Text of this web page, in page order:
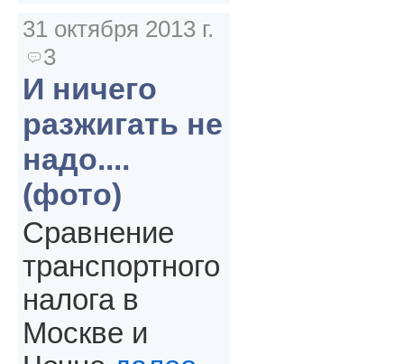
31 октября 2013 г.
3
И ничего
разжигать не
надо....
(фото)
Сравнение
транспортного
налога в
Москве и